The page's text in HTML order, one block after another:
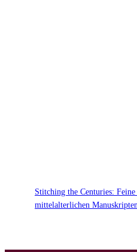
Stitching the Centuries:
mittelalterlichen Manuskripten